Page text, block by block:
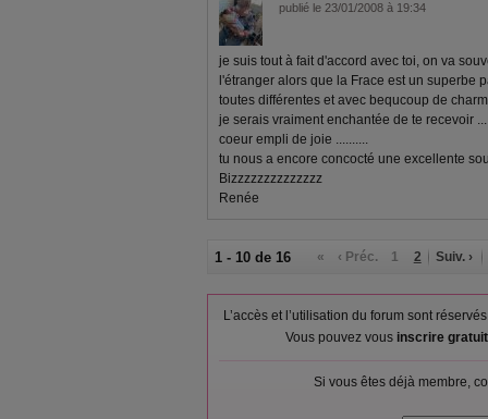
publié le 23/01/2008 à 19:34
je suis tout à fait d'accord avec toi, on va
l'étranger alors que la Frace est un superbe
toutes différentes et avec bequcoup de
je serais vraiment enchantée de te recevoir
coeur empli de joie ..........
tu nous a encore concocté une excellente
Bizzzzzzzzzzzzzz
Renée
1 - 10 de 16 « ‹ Préc. 1 2 Suiv. ›
L’accès et l’utilisation du forum sont
Vous pouvez vous inscrire
Si vous êtes déjà membre,